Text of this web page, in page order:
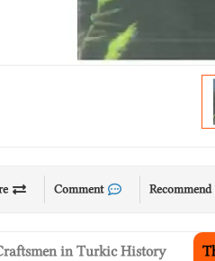
Recommend
Comment
in Turkic History